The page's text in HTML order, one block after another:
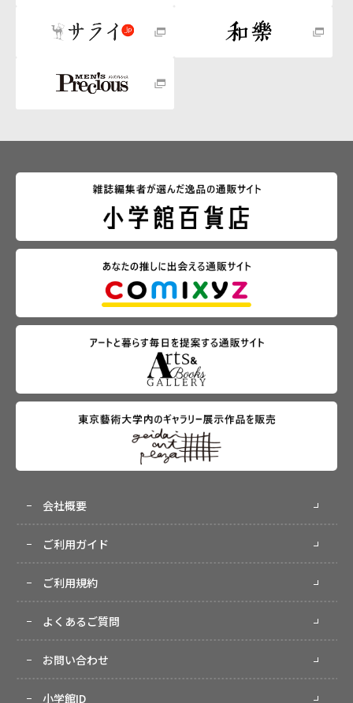
会社概要
ご利用ガイド
ご利用規約
よくあるご質問
お問い合わせ
小学館ID